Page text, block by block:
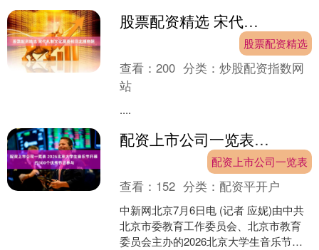
色彩背后....
股票配资精选 宋代礼制文化展亮相河北博物院
股票配资精选
查看：200 分类：炒股配资指数网
站
....
配资上市公司一览表 2026北京大学生音乐节开幕 约300个优秀节目参与
配资上市公司一览表
查看： 152 分类：配资平开户
中新网北京7月6日电 (记者 应妮)由中共
北京市委教育工作委员会、北京市教育
委员会主办的2026北京大学生音乐节开